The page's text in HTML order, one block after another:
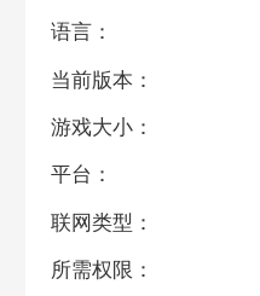
语言：
当前版本：
游戏大小：
平台：
联网类型：
所需权限：